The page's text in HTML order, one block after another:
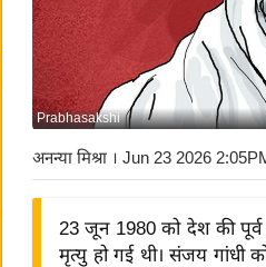
Prabhasakshi
अनन्या मिश्रा । Jun 23 2026
23 जून 1980 को देश की पूर्व
मृत्यु हो गई थी। संजय गांधी